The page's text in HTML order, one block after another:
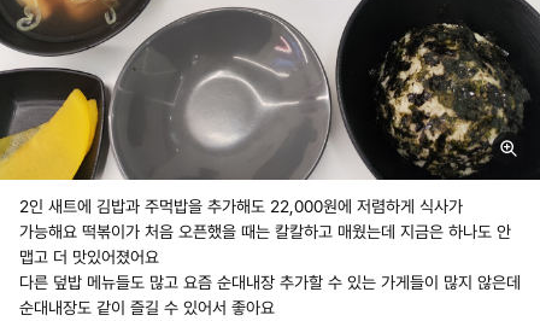
2인 새트에 김밥과 주먹밥을 추가해도 22,000원에 저렴하게 식사가
가능해요 떡볶이가 처음 오픈했을 때는 칼칼하고 매웠는데 지금은 하나도 안
맵고 더 맛있어졌어요
다른 덮밥 메뉴들도 많고 요즘 순대내장 추가할 수 있는 가게들이 많지 않은데
순대내장도 같이 즐길 수 있어서 좋아요